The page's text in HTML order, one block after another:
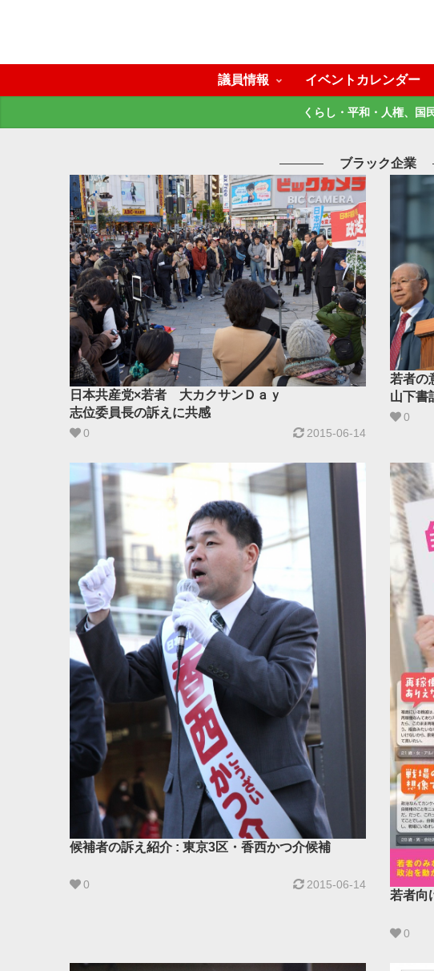
議員情報 イベントカレンダー
くらし・平和・人権、国
ブラック企業
日本共産党×若者 大カクサンＤａｙ
志位委員長の訴えに共感
0 2015-06-14
若者の
山下書
0
候補者の訴え紹介 : 東京3区・香西かつ介候補
0 2015-06-14
若者向
0